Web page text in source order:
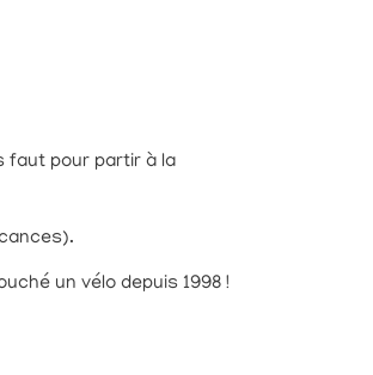
faut pour partir à la
un vélo depuis 1998 !